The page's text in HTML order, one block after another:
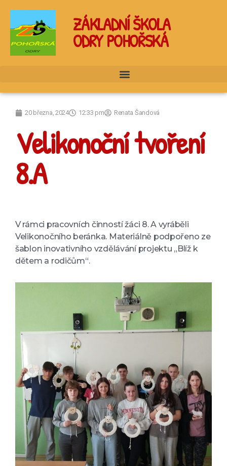
ZÁKLADNÍ ŠKOLA
ODRY POHOŘSKÁ
20 března, 2024 12:33 pm Renata Šandová
Velikonoční tvoření
8.A
V rámci pracovních činností žáci 8. A vyráběli
Velikonočního beránka. Materiálně podpořeno ze
šablon inovativního vzdělávání projektu „Blíž k
dětem a rodičům“.